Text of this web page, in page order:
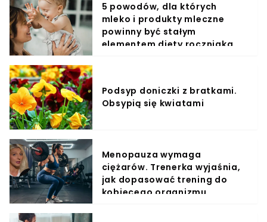
5 powodów, dla których
mleko i produkty mleczne
powinny być stałym
elementem diety roczniaka
Podsyp doniczki z bratkami.
Obsypią się kwiatami
Menopauza wymaga
ciężarów. Trenerka wyjaśnia,
jak dopasować trening do
kobiecego organizmu